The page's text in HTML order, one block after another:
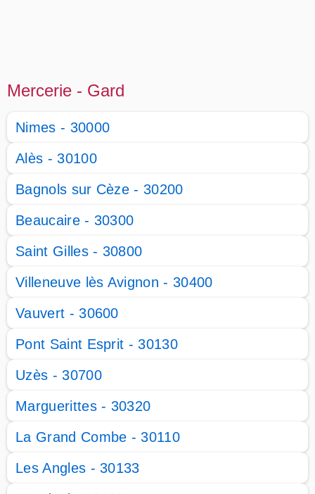
Mercerie - Gard
Nimes - 30000
Alès - 30100
Bagnols sur Cèze - 30200
Beaucaire - 30300
Saint Gilles - 30800
Villeneuve lès Avignon - 30400
Vauvert - 30600
Pont Saint Esprit - 30130
Uzès - 30700
Marguerittes - 30320
La Grand Combe - 30110
Les Angles - 30133